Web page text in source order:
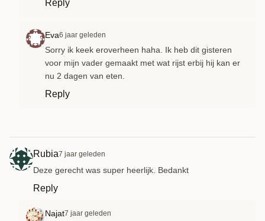
Reply
Eva6 jaar geleden
Sorry ik keek eroverheen haha. Ik heb dit gisteren
voor mijn vader gemaakt met wat rijst erbij hij kan er
nu 2 dagen van eten.
Reply
Rubia7 jaar geleden
Deze gerecht was super heerlijk. Bedankt
Reply
Najat7 jaar geleden